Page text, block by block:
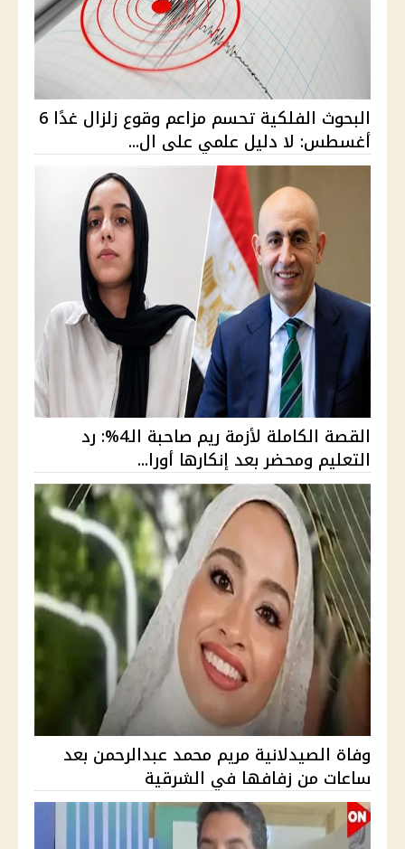
البحوث الفلكية تحسم مزاعم وقوع زلزال غدًا 6
أغسطس: لا دليل علمي على ال...
القصة الكاملة لأزمة ريم صاحبة الـ4%: رد
التعليم ومحضر بعد إنكارها أورا...
وفاة الصيدلانية مريم محمد عبدالرحمن بعد
ساعات من زفافها في الشرقية